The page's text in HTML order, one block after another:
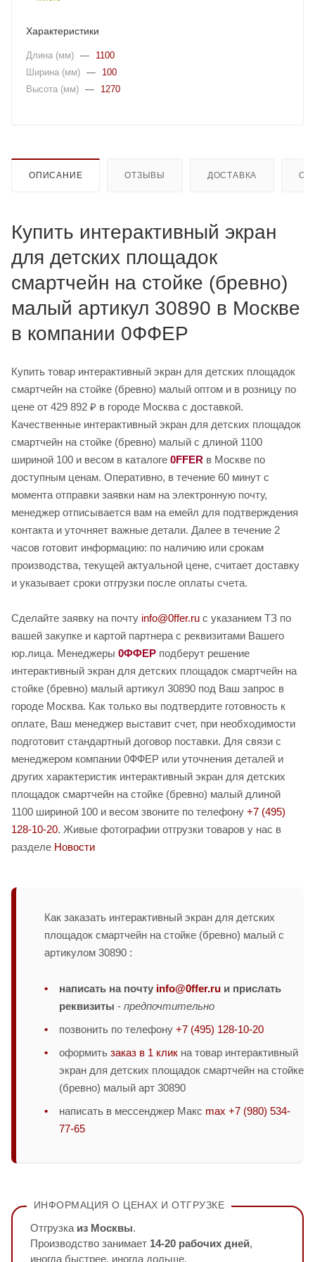
Характеристики
Длина (мм) —
1100
Ширина (мм) —
100
Высота (мм) — 1270
ОПИСАНИЕ ОТЗЫВЫ ДОСТАВКА
Купить интерактивный экран
для детских площадок
смартчейн на стойке (бревно)
малый артикул 30890 в Москве
в компании 0ФФЕР
Купить товар интерактивный экран для детских площадок
смартчейн на стойке (бревно) малый оптом и в розницу по
цене от 429 892 ₽ в городе Москва с доставкой.
Качественные интерактивный экран для детских площадок
смартчейн на стойке (бревно) малый с длиной 1100
шириной 100 и весом в каталоге 0FFER в Москве по
доступным ценам. Оперативно, в течение 60 минут с
момента отправки заявки нам на электронную почту,
менеджер отписывается вам на емейл для подтверждения
контакта и уточняет важные детали. Далее в течение 2
часов готовит информацию: по наличию или срокам
производства, текущей актуальной цене, считает доставку
и указывает сроки отгрузки после оплаты счета.
Сделайте заявку на почту info@0ffer.ru с указанием ТЗ по
вашей закупке и картой партнера с реквизитами Вашего
юр.лица. Менеджеры 0ФФЕР подберут решение
интерактивный экран для детских площадок смартчейн на
стойке (бревно) малый артикул 30890 под Ваш запрос в
городе Москва. Как только вы подтвердите готовность к
оплате, Ваш менеджер выставит счет, при необходимости
подготовит стандартный договор поставки. Для связи с
менеджером компании 0ФФЕР или уточнения деталей и
других характеристик интерактивный экран для детских
площадок смартчейн на стойке (бревно) малый длиной
1100 шириной 100 и весом звоните по телефону +7 (495)
128-10-20. Живые фотографии отгрузки товаров у нас в
разделе Новости
Как заказать интерактивный экран для детских
площадок смартчейн на стойке (бревно) малый с
артикулом 30890 :
написать на почту info@0ffer.ru и прислать
реквизиты - предпочтительно
позвонить по телефону +7 (495) 128-10-20
оформить заказ в 1 клик на товар интерактивный
экран для детских площадок смартчейн на стойке
(бревно) малый арт 30890
написать в мессенджер Макс max +7 (980) 534-
77-65
ИНФОРМАЦИЯ О ЦЕНАХ И ОТГРУЗКЕ
Отгрузка из Москвы.
Производство занимает 14-20 рабочих дней,
иногда быстрее, иногда дольше.